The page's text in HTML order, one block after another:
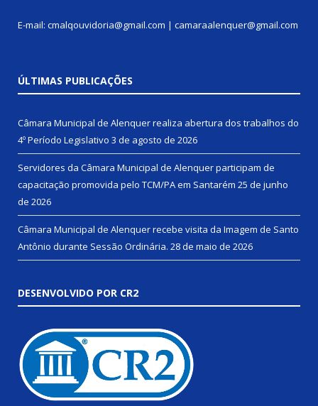
E-mail: cmalqouvidoria@gmail.com | camaraalenquer@gmail.com
ÚLTIMAS PUBLICAÇÕES
Câmara Municipal de Alenquer realiza abertura dos trabalhos do
4º Período Legislativo 3 de agosto de 2026
Servidores da Câmara Municipal de Alenquer participam de
capacitação promovida pelo TCM/PA em Santarém 25 de junho
de 2026
Câmara Municipal de Alenquer recebe visita da Imagem de Santo
Antônio durante Sessão Ordinária. 28 de maio de 2026
DESENVOLVIDO POR CR2